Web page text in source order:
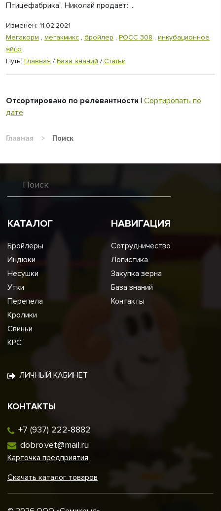
Птицефабрика". Николай продает: ...
Изменен: 11.02.2021
Мегакорм , мегакмикс , бройлер , РОСС 308 , инкубационное
яйцо
Путь: Главная / База знаний / Статьи
Отсортировано по релевантности | Сортировать по
дате
Главная > Поиск
КАТАЛОГ
Бройлеры
Индюки
Несушки
Утки
Перепела
Кролики
Свиньи
КРС
НАВИГАЦИЯ
Сотрудничество
Логистика
Закупка зерна
База знаний
Контакты
ЛИЧНЫЙ КАБИНЕТ
КОНТАКТЫ
+7 (937) 222-8882
dobro.vet@mail.ru
Карточка предприятия
Скачать каталог товаров